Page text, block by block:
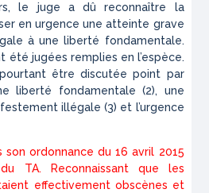
le juge a dû reconnaître la
en urgence une atteinte grave
à une liberté fondamentale.
été jugées remplies en l’espèce.
être discutée point par
liberté fondamentale (2), une
illégale (3) et l’urgence
son ordonnance du 16 avril 2015
du TA. Reconnaissant que les
effectivement obscènes et